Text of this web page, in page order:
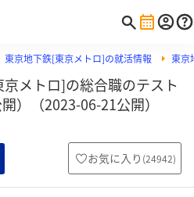
東京地下鉄[東京メトロ]の就活情報 東京
メトロ]の総合職のテスト
）（2023-06-21公開）
お気に入り (24942)